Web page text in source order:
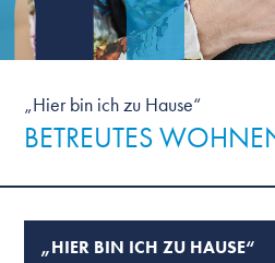
„Hier bin ich zu Hause“
BETREUTES
„HIER BIN ICH ZU HAUSE“